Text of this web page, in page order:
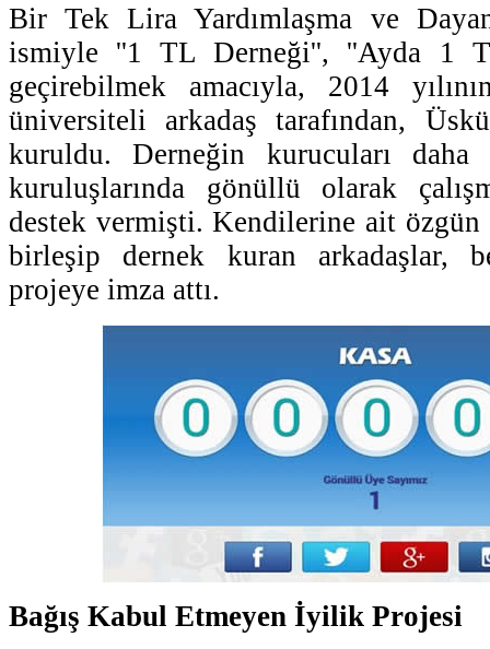
Bir Tek Lira Yardımlaşma ve
ismiyle ''1 TL Derneği'', ''Ayda 1
geçirebilmek amacıyla, 2014
üniversiteli arkadaş tarafından,
kuruldu. Derneğin kurucuları daha
kuruluşlarında gönüllü olarak
destek vermişti. Kendilerine ait
birleşip dernek kuran arkadaşlar,
projeye imza attı.
Bağış Kabul Etmeyen İyilik Projesi